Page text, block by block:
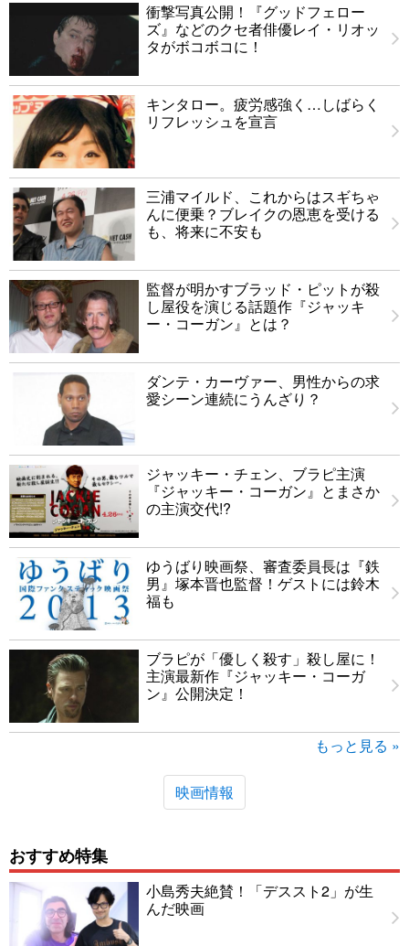
衝撃写真公開！『グッドフェロー
ズ』などのクセ者俳優レイ・リオッ
タがボコボコに！
キンタロー。疲労感強く…しばらく
リフレッシュを宣言
三浦マイルド、これからはスギちゃ
んに便乗？ブレイクの恩恵を受ける
も、将来に不安も
監督が明かすブラッド・ピットが殺
し屋役を演じる話題作『ジャッキ
ー・コーガン』とは？
ダンテ・カーヴァー、男性からの求
愛シーン連続にうんざり？
ジャッキー・チェン、ブラピ主演
『ジャッキー・コーガン』とまさか
の主演交代!?
ゆうばり映画祭、審査委員長は『鉄
男』塚本晋也監督！ゲストには鈴木
福も
ブラピが「優しく殺す」殺し屋に！
主演最新作『ジャッキー・コーガ
ン』公開決定！
もっと見る »
映画情報
おすすめ特集
小島秀夫絶賛！「デススト2」が生
んだ映画